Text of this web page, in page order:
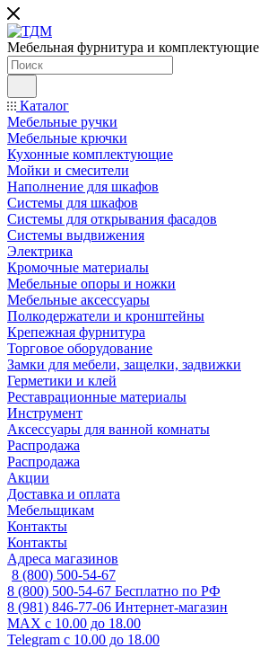
Мебельная фурнитура и комплектующие
Каталог
Мебельные ручки
Мебельные крючки
Кухонные комплектующие
Мойки и смесители
Наполнение для шкафов
Cистемы для шкафов
Системы для открывания фасадов
Системы выдвижения
Электрика
Кромочные материалы
Мебельные опоры и ножки
Мебельные аксессуары
Полкодержатели и кронштейны
Крепежная фурнитура
Торговое оборудование
Замки для мебели, защелки, задвижки
Герметики и клей
Реставрационные материалы
Инструмент
Аксессуары для ванной комнаты
Распродажа
Распродажа
Акции
Доставка и оплата
Мебельщикам
Контакты
Контакты
Адреса магазинов
8 (800) 500-54-67
8 (800) 500-54-67 Бесплатно по РФ
8 (981) 846-77-06 Интернет-магазин
MAX с 10.00 до 18.00
Telegram с 10.00 до 18.00